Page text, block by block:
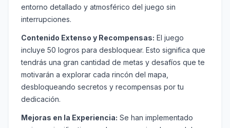
entorno detallado y atmosférico del juego sin
interrupciones.
Contenido Extenso y Recompensas: El juego
incluye 50 logros para desbloquear. Esto significa que
tendrás una gran cantidad de metas y desafíos que te
motivarán a explorar cada rincón del mapa,
desbloqueando secretos y recompensas por tu
dedicación.
Mejoras en la Experiencia: Se han implementado